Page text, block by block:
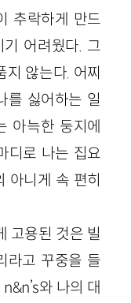
추락하게 만드
어려웠다. 그
지 않는다. 어찌
를 싫어하는 일
아늑한 둥지에
디로 나는 집요
아니게 속 편히
고용된 것은 빌
라고 꾸중을 들
와 나의 대